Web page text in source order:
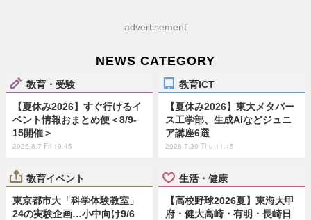
advertisement
NEWS CATEGORY
教育・受験
【夏休み2026】すぐ行けるイ
ベント情報おまとめ便＜8/9-
15開催＞
2026.8.7 Fri 19:45
教育ICT
【夏休み2026】東大メタバー
ス工学部、生成AIなどジュニ
ア講座6選
2026.7.30 Thu 11:15
教育イベント
東京都市大「科学体験教室」
24の実験企画…小中向け9/6
生活・健康
【高校野球2026夏】東海大甲
府・健大高崎・有明・長崎日